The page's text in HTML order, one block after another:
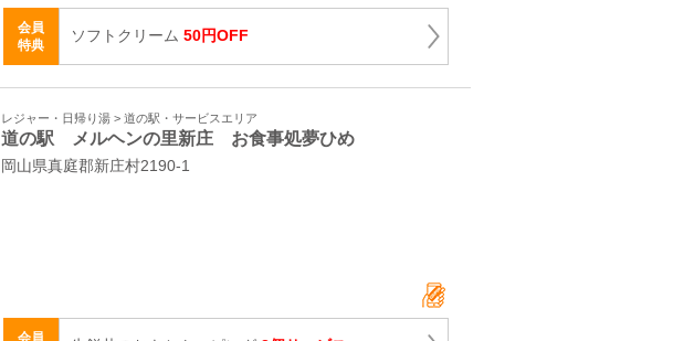
会員
特典
ソフトクリーム 50円OFF
レジャー・日帰り湯 > 道の駅・サービスエリア
道の駅 メルヘンの里新庄 お食事処夢ひめ
岡山県真庭郡新庄村2190‐1
会員